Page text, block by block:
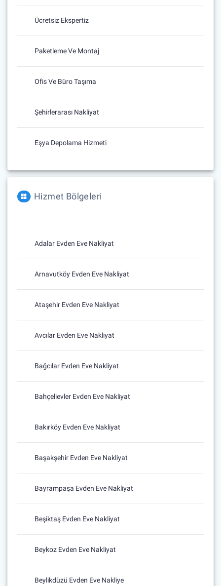
Ücretsiz Ekspertiz
Paketleme Ve Montaj
Ofis Ve Büro Taşıma
Şehirlerarası Nakliyat
Eşya Depolama Hizmeti
Hizmet Bölgeleri
Adalar Evden Eve Nakliyat
Arnavutköy Evden Eve Nakliyat
Ataşehir Evden Eve Nakliyat
Avcılar Evden Eve Nakliyat
Bağcılar Evden Eve Nakliyat
Bahçelievler Evden Eve Nakliyat
Bakırköy Evden Eve Nakliyat
Başakşehir Evden Eve Nakliyat
Bayrampaşa Evden Eve Nakliyat
Beşiktaş Evden Eve Nakliyat
Beykoz Evden Eve Nakliyat
Beylikdüzü Evden Eve Nakliye